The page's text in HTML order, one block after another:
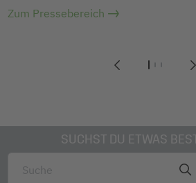
123
Zum Pressebereich
SUCHST DU ETWAS